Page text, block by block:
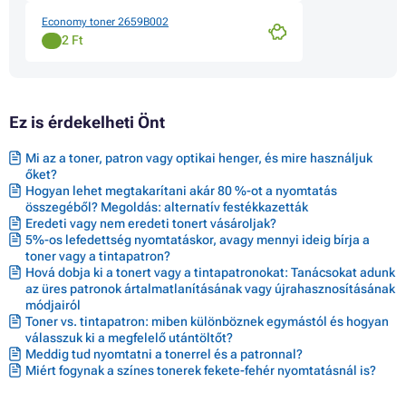
Toner CANON I-SENSYS MF8300
Toner CANON I-SENSYS MF8300 SERIES
Toner CANON I-SENSYS MF8340CDN
Toner CANON I-SENSYS MF8350
Toner CANON I-SENSYS MF8360
Toner CANON I-SENSYS MF8360CDN
Toner CANON I-SENSYS MF8380CDW
Toner CANON I-SENSYS MF8500
Toner CANON I-SENSYS MF8500 SERIES
Toner CANON I-SENSYS MF8500C
Toner CANON I-SENSYS MF8540CDN
Toner CANON I-SENSYS MF8550CD
Toner CANON I-SENSYS MF8550CDN
Toner CANON I-SENSYS MF8580CDW
Toner CANON I-SENSYS MF85XX
Economy toner 2659B002
2 Ft
Ez is érdekelheti Önt
Mi az a toner, patron vagy optikai henger, és mire használjuk
őket?
Hogyan lehet megtakarítani akár 80 %-ot a nyomtatás
összegéből? Megoldás: alternatív festékkazetták
Eredeti vagy nem eredeti tonert vásároljak?
5%-os lefedettség nyomtatáskor, avagy mennyi ideig bírja a
toner vagy a tintapatron?
Hová dobja ki a tonert vagy a tintapatronokat: Tanácsokat adunk
az üres patronok ártalmatlanításának vagy újrahasznosításának
módjairól
Toner vs. tintapatron: miben különböznek egymástól és hogyan
válasszuk ki a megfelelő utántöltőt?
Meddig tud nyomtatni a tonerrel és a patronnal?
Miért fogynak a színes tonerek fekete-fehér nyomtatásnál is?